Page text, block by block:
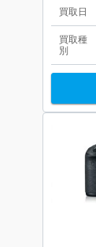
買取日
買取種
別